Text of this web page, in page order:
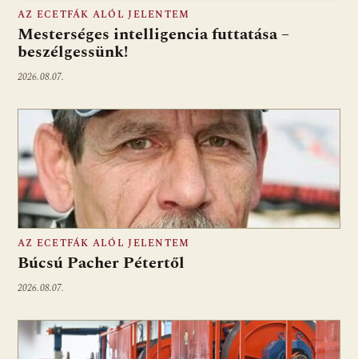
AZ ECETFÁK ALÓL JELENTEM
Mesterséges intelligencia futtatása –
beszélgessünk!
2026.08.07.
AZ ECETFÁK ALÓL JELENTEM
Búcsú Pacher Pétertől
2026.08.07.